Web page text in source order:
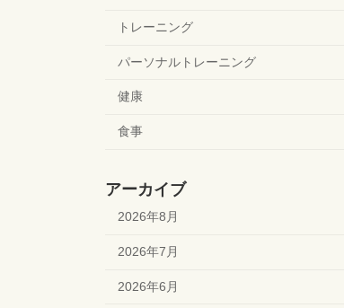
トレーニング
パーソナルトレーニング
健康
食事
アーカイブ
2026年8月
2026年7月
2026年6月